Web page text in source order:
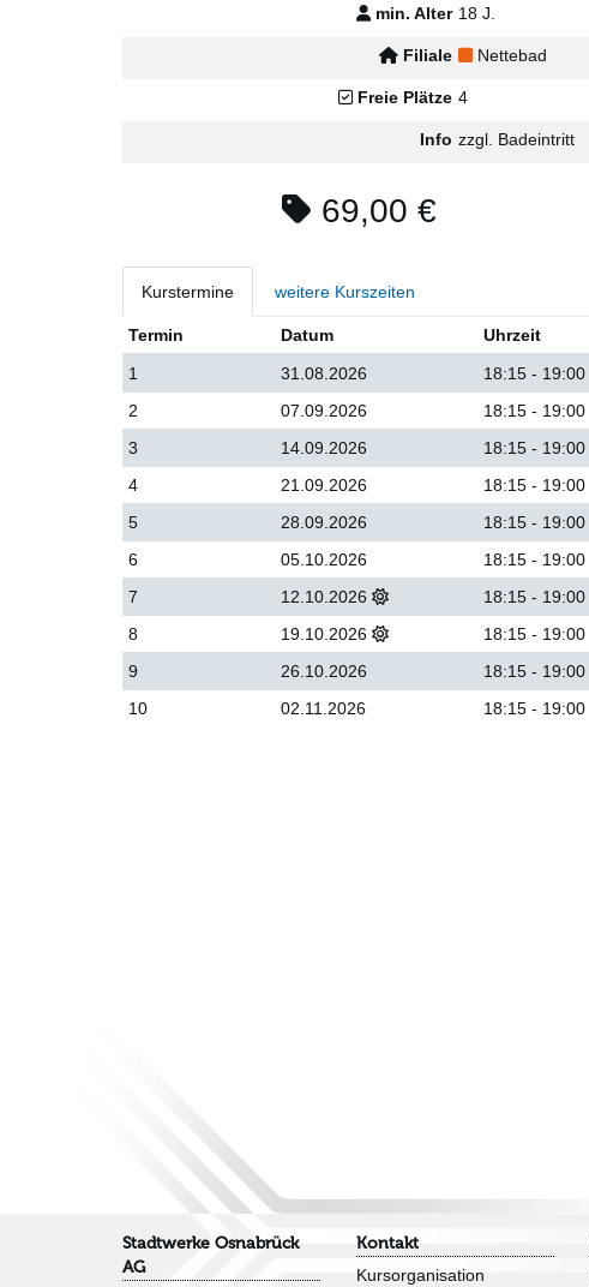
min. Alter 18 J.
Filiale Nettebad
Freie Plätze 4
Info zzgl. Badeintritt
69,00 €
Kurstermine weitere Kurszeiten
Termin Datum Uhrzeit
1
31.08.2026 18:15 - 19:00
2
07.09.2026 18:15 - 19:00
3
14.09.2026 18:15 - 19:00
4
21.09.2026 18:15 - 19:00
5
28.09.2026 18:15 - 19:00
6
05.10.2026 18:15 - 19:00
7
12.10.2026 18:15 - 19:00
8
19.10.2026 18:15 - 19:00
9
26.10.2026 18:15 - 19:00
10
02.11.2026 18:15 - 19:00
Stadtwerke Osnabrück
AG
Kontakt
Kursorganisation